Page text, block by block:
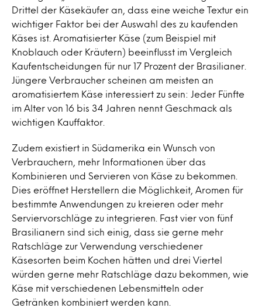
Drittel der Käsekäufer an, dass eine weiche Textur ein
wichtiger Faktor bei der Auswahl des zu kaufenden
Käses ist. Aromatisierter Käse (zum Beispiel mit
Knoblauch oder Kräutern) beeinflusst im Vergleich
Kaufentscheidungen für nur 17 Prozent der Brasilianer.
Jüngere Verbraucher scheinen am meisten an
aromatisiertem Käse interessiert zu sein: Jeder Fünfte
im Alter von 16 bis 34 Jahren nennt Geschmack als
wichtigen Kauffaktor.
Zudem existiert in Südamerika ein Wunsch von
Verbrauchern, mehr Informationen über das
Kombinieren und Servieren von Käse zu bekommen.
Dies eröffnet Herstellern die Möglichkeit, Aromen für
bestimmte Anwendungen zu kreieren oder mehr
Serviervorschläge zu integrieren. Fast vier von fünf
Brasilianern sind sich einig, dass sie gerne mehr
Ratschläge zur Verwendung verschiedener
Käsesorten beim Kochen hätten und drei Viertel
würden gerne mehr Ratschläge dazu bekommen, wie
Käse mit verschiedenen Lebensmitteln oder
Getränken kombiniert werden kann.